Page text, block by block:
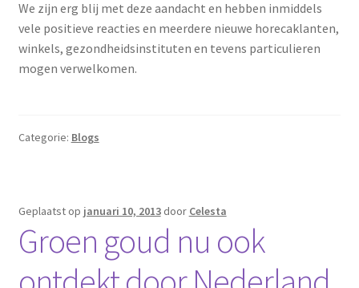
We zijn erg blij met deze aandacht en hebben inmiddels
vele positieve reacties en meerdere nieuwe horecaklanten,
winkels, gezondheidsinstituten en tevens particulieren
mogen verwelkomen.
Categorie: Blogs
Geplaatst op januari 10, 2013 door Celesta
Groen goud nu ook